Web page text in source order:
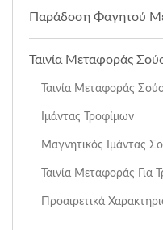
Παράδοση Φαγητού
Ταινία Μεταφοράς
Ταινία Μεταφοράς
Ιμάντας Τροφίμων
Μαγνητικός Ιμάντας
Ταινία Μεταφοράς Για
Προαιρετικά